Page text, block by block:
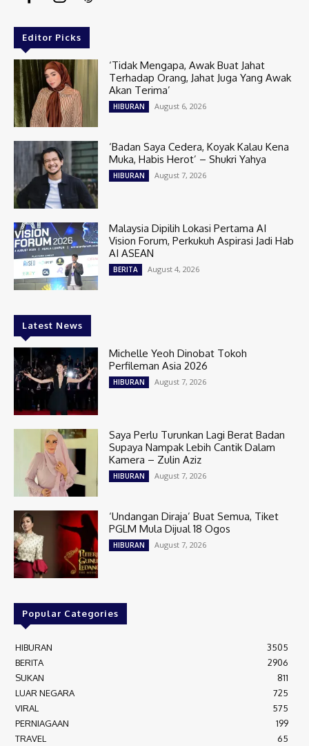
Editor Picks
‘Tidak Mengapa, Awak Buat Jahat
Terhadap Orang, Jahat Juga Yang Awak
Akan Terima’
HIBURAN August 6, 2026
‘Badan Saya Cedera, Koyak Kalau Kena
Muka, Habis Herot’ – Shukri Yahya
HIBURAN August 7, 2026
Malaysia Dipilih Lokasi Pertama AI
Vision Forum, Perkukuh Aspirasi Jadi Hab
AI ASEAN
BERITA August 4, 2026
Latest News
Michelle Yeoh Dinobat Tokoh
Perfileman Asia 2026
HIBURAN August 7, 2026
Saya Perlu Turunkan Lagi Berat Badan
Supaya Nampak Lebih Cantik Dalam
Kamera – Zulin Aziz
HIBURAN August 7, 2026
‘Undangan Diraja’ Buat Semua, Tiket
PGLM Mula Dijual 18 Ogos
HIBURAN August 7, 2026
Popular Categories
HIBURAN
3505
BERITA
2906
SUKAN
811
LUAR NEGARA
725
VIRAL
575
PERNIAGAAN
199
TRAVEL
65